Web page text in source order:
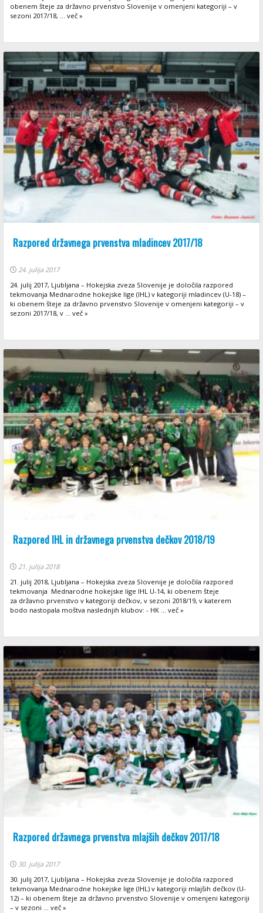
obenem šteje za državno prvenstvo Slovenije v omenjeni kategoriji – v
sezoni 2017/18, ... več »
Razpored državnega prvenstva mladincev 2017/18
24. julija 2017
24. julij 2017, Ljubljana – Hokejska zveza Slovenije je določila razpored
tekmovanja Mednarodne hokejske lige (IHL) v kategoriji mladincev (U-18) –
ki obenem šteje za državno prvenstvo Slovenije v omenjeni kategoriji – v
sezoni 2017/18, v ... več »
Razpored IHL in državnega prvenstva dečkov 2018/19
21. julija 2018
21. julij 2018, Ljubljana – Hokejska zveza Slovenije je določila razpored
tekmovanja Mednarodne hokejske lige IHL U-14, ki obenem šteje
za državno prvenstvo v kategoriji dečkov, v sezoni 2018/19, v katerem
bodo nastopala moštva naslednjih klubov: - HK ... več »
Razpored državnega prvenstva mlajših dečkov 2017/18
30. julija 2017
30. julij 2017, Ljubljana – Hokejska zveza Slovenije je določila razpored
tekmovanja Mednarodne hokejske lige (IHL) v kategoriji mlajših dečkov (U-
12) – ki obenem šteje za državno prvenstvo Slovenije v omenjeni kategoriji
– v sezoni ... več »